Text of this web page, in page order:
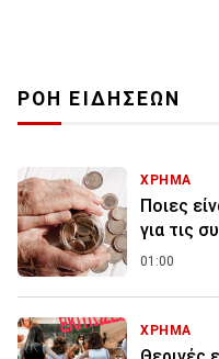
ΡΟΗ ΕΙΔΗΣΕΩΝ
ΧΡΗΜΑ
Ποιες
για τις
01:00
ΧΡΗΜΑ